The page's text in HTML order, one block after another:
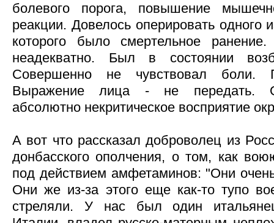
болевого порога, повышение
реакции. Довелось оперировать одного
которого было смертельное
неадекватно. Был в состоянии
Совершенно не чувствовал боли.
Выражение лица - не передать.
абсолютно некритическое восприятие
А вот что рассказал доброволец из
донбасского ополчения, о том, как
под действием амфетаминов: "Они
Они же из-за этого еще как-то тупо
стреляли. У нас был один